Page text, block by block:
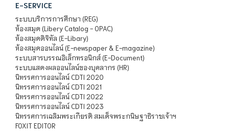
E-SERVICE
ระบบบริการการศึกษา (REG)
ห้องสมุด (Libery Catalog - OPAC)
ห้องสมุดดิจิทัล (E-Libary)
ห้องสมุดออนไลน์ (E-newspaper & E-magazine)
ระบบสารบรรณอิเล็กทรอนิกส์ (E-Document)
ระบบแสดงผลออนไลน์ของบุคลากร (HR)
นิทรรศการออนไลน์ CDTI 2020
นิทรรศการออนไลน์ CDTI 2021
นิทรรศการออนไลน์ CDTI 2022
นิทรรศการออนไลน์ CDTI 2023
นิทรรศการเฉลิมพระเกียรติ สมเด็จพระกนิษฐาธิราชเจ้าฯ
FOXIT EDITOR